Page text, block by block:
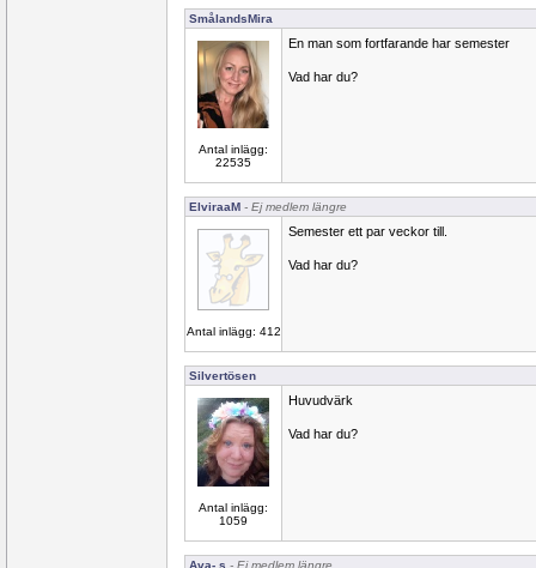
SmålandsMira
Antal inlägg:
22535
En man som fortfarande har semester
Vad har du?
ElviraaM - Ej medlem längre
Antal inlägg: 412
Semester ett par veckor till.
Vad har du?
Silvertösen
Antal inlägg:
1059
Huvudvärk
Vad har du?
Ava- s - Ej medlem längre